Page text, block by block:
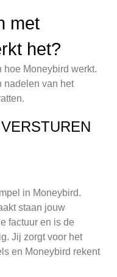
met
het?
hoe Moneybird werkt.
nadelen van het
in Moneybird.
staan jouw
factuur en is de
Jij zorgt voor het
en Moneybird rekent